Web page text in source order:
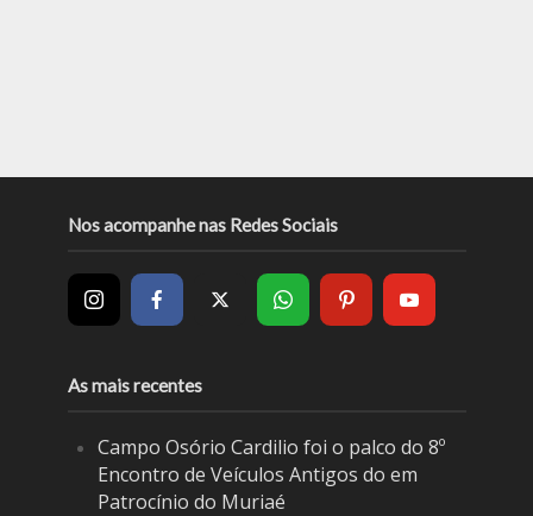
Nos acompanhe nas Redes Sociais
As mais recentes
Campo Osório Cardilio foi o palco do 8º
Encontro de Veículos Antigos do em
Patrocínio do Muriaé